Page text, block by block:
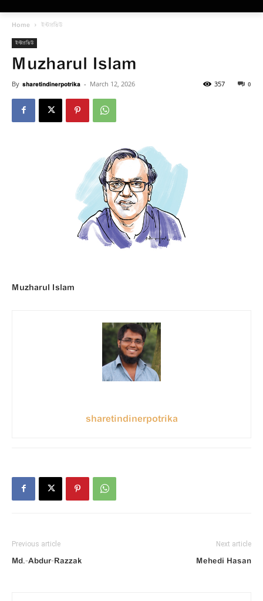
Home ইন্টারভিউ
ইন্টারভিউ
Muzharul Islam
By sharetindinerpotrika - March 12, 2026 0
357
Muzharul Islam
sharetindinerpotrika
Previous article
Md.-Abdur-Razzak
Next article
Mehedi Hasan